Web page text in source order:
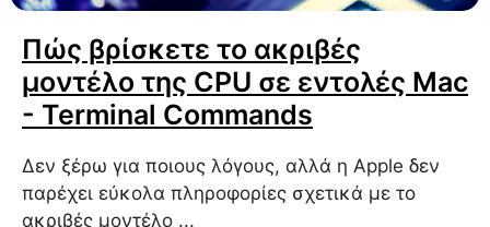
Πώς βρίσκετε το ακριβές
μοντέλο της CPU σε εντολές Mac
- Terminal Commands
Δεν ξέρω για ποιους λόγους, αλλά η Apple δεν
παρέχει εύκολα πληροφορίες σχετικά με το
ακριβές μοντέλο ...